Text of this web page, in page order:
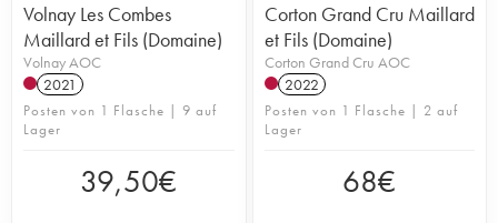
Volnay Les Combes
Maillard et Fils (Domaine)
Volnay AOC
2021
Posten von 1 Flasche | 9 auf
Lager
39,50€
Corton Grand Cru Maillard
et Fils (Domaine)
Corton Grand Cru AOC
2022
Posten von 1 Flasche | 2 auf
Lager
68€